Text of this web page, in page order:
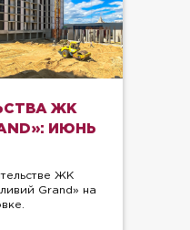
ЖК
ИЮНЬ
ЖК
Grand» на